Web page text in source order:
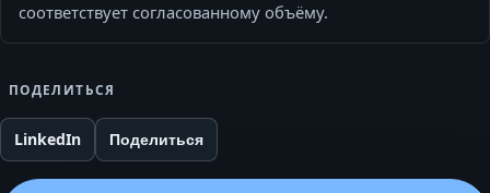
соответствует согласованному объёму.
ПОДЕЛИТЬСЯ
LinkedIn Поделиться